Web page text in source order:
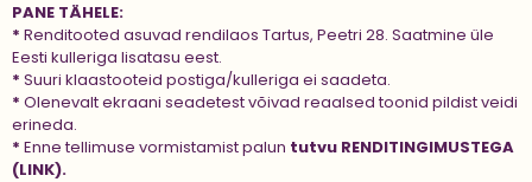
PANE TÄHELE:
* Renditooted asuvad rendilaos Tartus, Peetri 28. Saatmine üle
Eesti kulleriga lisatasu eest.
* Suuri klaastooteid postiga/kulleriga ei saadeta.
* Olenevalt ekraani seadetest võivad reaalsed toonid pildist veidi
erineda.
* Enne tellimuse vormistamist palun tutvu RENDITINGIMUSTEGA
(LINK).